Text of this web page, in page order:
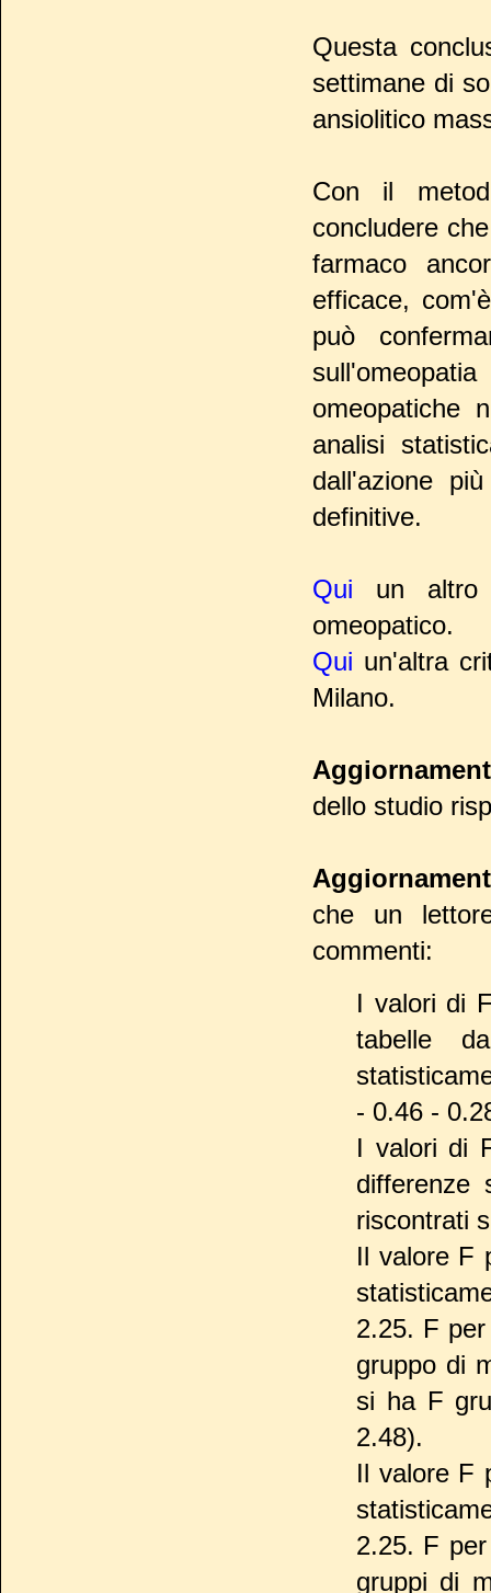
Questa
settimane di
ansiolitico
Con il
concludere
farmaco
efficace,
può
omeopatiche
analisi
dall'azione
definitive.
Qui un altro
omeopatico.
Qui un'altra
Milano.
dello studio
che un
commenti:
I valori di
tabelle
- 0.46 -
I valori di
differenze
riscontrati
Il valore F
2.25. F
gruppo di
si ha F
2.48).
Il valore F
2.25. F
gruppi di